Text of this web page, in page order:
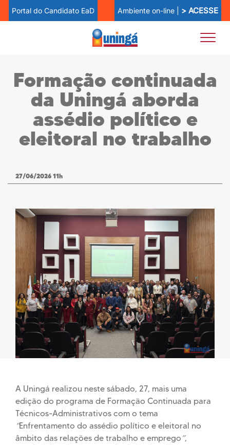
Portal do Candidato EaD Ambiente on-line | > ACESSE
Formação continuada
da Uningá aborda
assédio político e
eleitoral no trabalho
27/06/2026 11h
A Uningá realizou neste sábado, 27, mais uma
edição do programa de Formação Continuada para
Técnicos-Administrativos com o tema
“Enfrentamento do assédio político e eleitoral no
âmbito das relações de trabalho e emprego ”,